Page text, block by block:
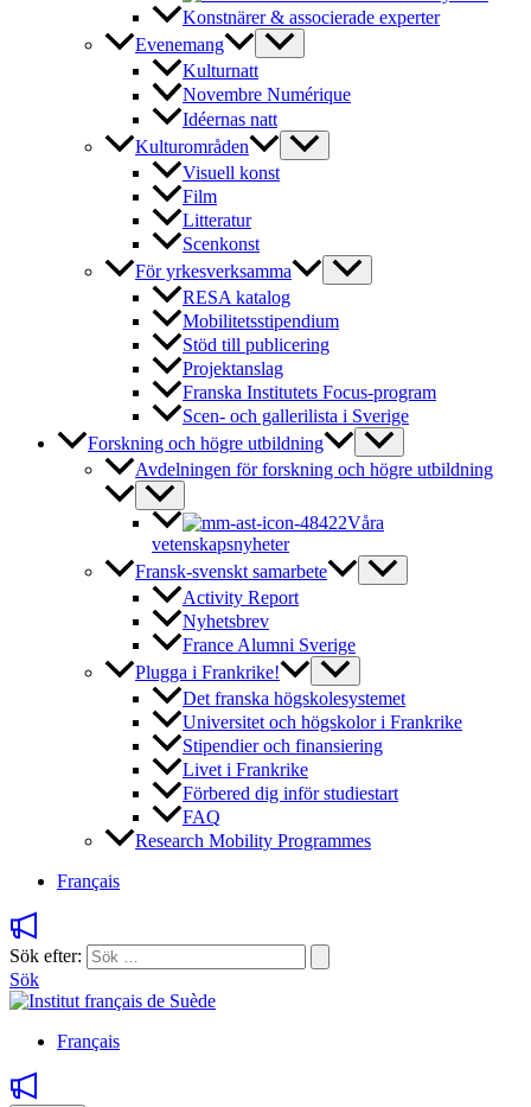
Konstnärer & associerade experter
Evenemang
Kulturnatt
Novembre Numérique
Idéernas natt
Kulturområden
Visuell konst
Film
Litteratur
Scenkonst
För yrkesverksamma
RESA katalog
Mobilitetsstipendium
Stöd till publicering
Projektanslag
Franska Institutets Focus-program
Scen- och gallerilista i Sverige
Forskning och högre utbildning
Avdelningen för forskning och högre utbildning
Våra
vetenskapsnyheter
Fransk-svenskt samarbete
Activity Report
Nyhetsbrev
France Alumni Sverige
Plugga i Frankrike!
Det franska högskolesystemet
Universitet och högskolor i Frankrike
Stipendier och finansiering
Livet i Frankrike
Förbered dig inför studiestart
FAQ
Research Mobility Programmes
Français
Sök efter:
Sök
Français